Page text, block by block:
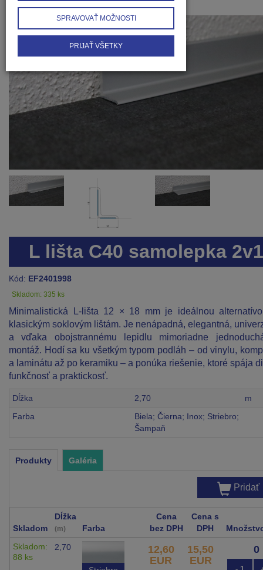
L lišta C40 samolepka 2v1
Kód: EF2401998
Skladom: 335 ks
Minimalistická L-lišta 12 × 18 mm je ideálnou
klasickým soklovým lištám. Je nenápadná, elegantná,
a vďaka obojstrannému lepidlu mimoriadne
montáž. Hodí sa ku všetkým typom podláh – od vinylu,
a laminátu až po keramiku – a ponúka riešenie, ktoré spája
funkčnosť a praktickosť.
Dĺžka 2,70
m
Farba
Biela; Čierna; Inox; Striebro;
Šampaň
Produkty Galéria
Pridať
Skladom
Dĺžka
(m) Farba
Cena
bez DPH
Cena s
DPH
Skladom:
88 ks
2,70
12,60
EUR
15,50
EUR
SPRAVOVAŤ MOŽNOSTI
PRIJAŤ VŠETKY